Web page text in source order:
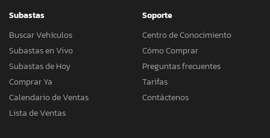
Subastas
Buscar Vehículos
Subastas en Vivo
Subastas de Hoy
Comprar Ya
Calendario de Ventas
Lista de Ventas
Soporte
Centro de Conocimiento
Cómo Comprar
Preguntas frecuentes
Tarifas
Contáctenos